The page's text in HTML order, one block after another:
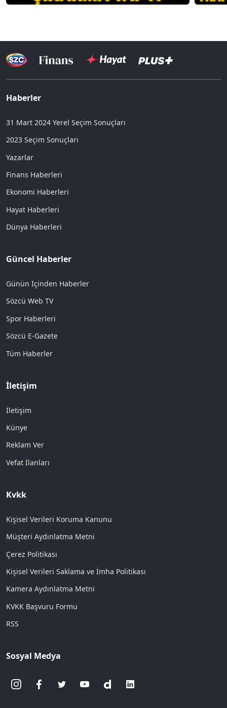
Haberler
31 Mart 2024 Yerel Seçim Sonuçları
2023 Seçim Sonuçları
Yazarlar
Finans Haberleri
Ekonomi Haberleri
Hayat Haberleri
Dünya Haberleri
Güncel Haberler
Günün İçinden Haberler
Sözcü Web TV
Spor Haberleri
Sözcü E-Gazete
Tüm Haberler
İletişim
İletişim
Künye
Reklam Ver
Vefat İlanları
Kvkk
Kişisel Verileri Koruma Kanunu
Müşteri Aydınlatma Metni
Çerez Politikası
Kişisel Verileri Saklama ve İmha Politikası
Kamera Aydınlatma Metni
KVKK Başvuru Formu
RSS
Sosyal Medya